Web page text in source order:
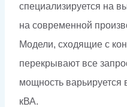
специализируется на
на современной
Модели, сходящие с
перекрывают все
мощность варьируется
кВА.